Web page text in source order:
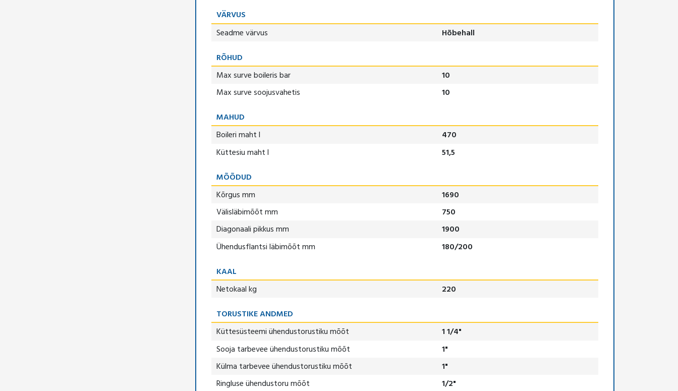
VÄRVUS
Seadme värvus
Hõbehall
RÕHUD
Max surve boileris bar
10
Max surve soojusvahetis
10
MAHUD
Boileri maht l
470
Küttesiu maht l
51,5
MÕÕDUD
Kõrgus mm
1690
Välisläbimõõt mm
750
Diagonaali pikkus mm
1900
Ühendusflantsi läbimõõt mm
180/200
KAAL
Netokaal kg
220
TORUSTIKE ANDMED
Küttesüsteemi ühendustorustiku mõõt
1 1/4"
Sooja tarbevee ühendustorustiku mõõt
1"
Külma tarbevee ühendustorustiku mõõt
1"
Ringluse ühendustoru mõõt
1/2"